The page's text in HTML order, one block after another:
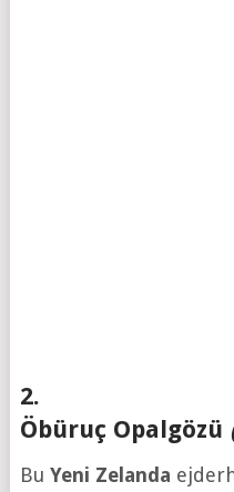
2.
Öbüruç Opalgözü
Bu Yeni Zelanda